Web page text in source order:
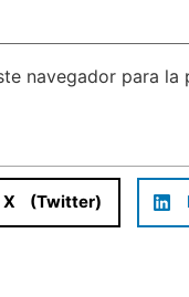
navegador para la
X (Twitter)